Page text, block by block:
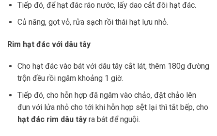
Tiếp đó, để hạt đác ráo nước, lấy dao cắt đôi hạt đác.
Củ năng, gọt vỏ, rửa sạch rồi thái hạt lựu nhỏ.
Rim hạt đác với dâu tây
Cho hạt đác vào bát với dâu tây cắt lát, thêm 180g đường
trộn đều rồi ngâm khoảng 1 giờ.
Tiếp đó, cho hỗn hợp đã ngâm vào chảo, đặt chảo lên
đun với lửa nhỏ cho tới khi hỗn hợp sệt lại thì tắt bếp, cho
hạt đác rim dâu tâyra bát để nguội.